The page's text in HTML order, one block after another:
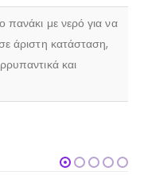
πανάκι με νερό για να
άριστη κατάσταση,
και